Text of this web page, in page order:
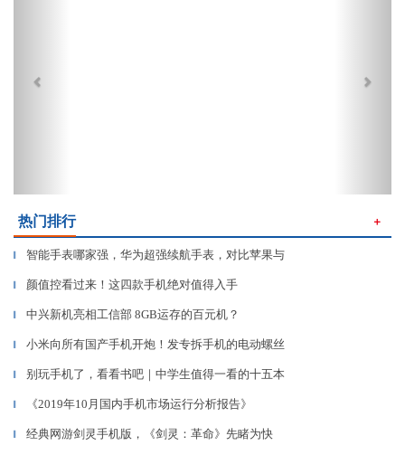
热门排行 ＋
▎ 智能手表哪家强，华为超强续航手表，对比苹果与
▎ 颜值控看过来！这四款手机绝对值得入手
▎ 中兴新机亮相工信部 8GB运存的百元机？
▎ 小米向所有国产手机开炮！发专拆手机的电动螺丝
▎ 别玩手机了，看看书吧｜中学生值得一看的十五本
▎ 《2019年10月国内手机市场运行分析报告》
▎ 经典网游剑灵手机版，《剑灵：革命》先睹为快